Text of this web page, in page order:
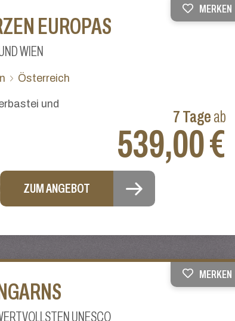
MERKEN
EUROPAS
WIEN
Österreich
und
7 Tageab
539,00 €
ZUM ANGEBOT
MERKEN
UNESCO